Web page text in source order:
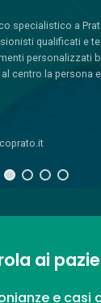
specialistico a
qualificati e
personalizzati
centro la persona
ai
e casi